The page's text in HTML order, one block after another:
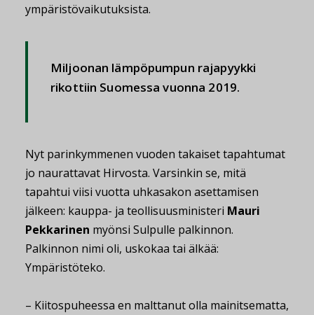
ympäristövaikutuksista.
Miljoonan lämpöpumpun rajapyykki
rikottiin Suomessa vuonna 2019.
Nyt parinkymmenen vuoden takaiset tapahtumat
jo naurattavat Hirvosta. Varsinkin se, mitä
tapahtui viisi vuotta uhkasakon asettamisen
jälkeen: kauppa- ja teollisuusministeri Mauri
Pekkarinen myönsi Sulpulle palkinnon.
Palkinnon nimi oli, uskokaa tai älkää:
Ympäristöteko.
– Kiitospuheessa en malttanut olla mainitsematta,